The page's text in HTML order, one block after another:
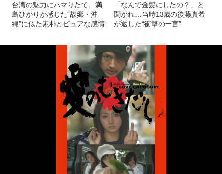
台湾の魅力にハマりたて…満
島ひかりが感じた“故郷・沖
縄”に似た素朴とピュアな感情
「なんで金髪にしたの？」と
聞かれ…当時13歳の後藤真希
が返した“衝撃の一言”